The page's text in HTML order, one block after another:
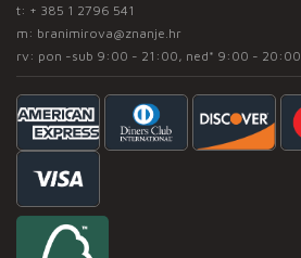
t: + 385 1 2796 541
m: branimirova@znanje.hr
rv: pon -sub 9:00 - 21:00, ned* 9:00 - 20:00